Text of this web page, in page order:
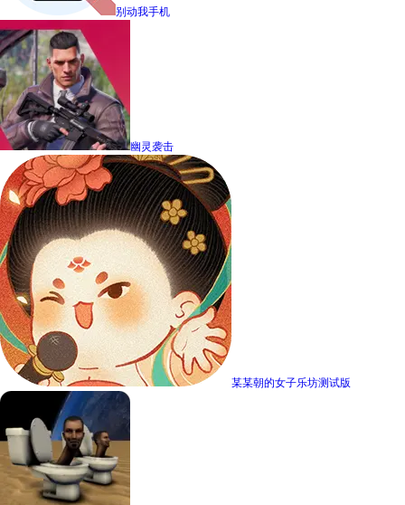
别动我手机
幽灵袭击
某某朝的女子乐坊测试版